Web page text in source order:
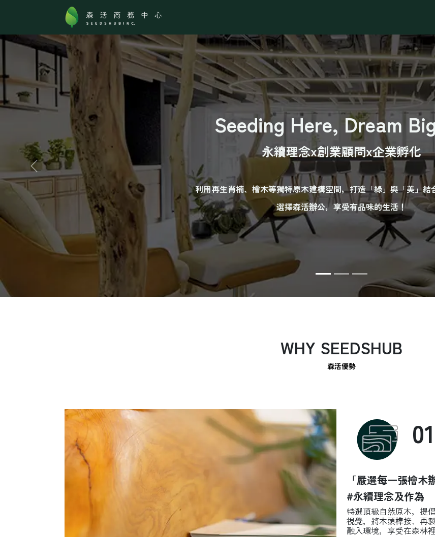
Seeding Here, Dream
永續理念x創業顧問x企業孵化
利用再生肖楠、檜木等獨特原木建構空間，打造「綠」與「美」結
選擇森活辦公，享受有品味的生活！
Previous
WHY SEEDSHUB
森活優勢
01
「嚴選每一張檜木
#永續理念及作為
特選頂級自然原木，提
視覺，將木頭榫接、再
融入環境，享受在森林